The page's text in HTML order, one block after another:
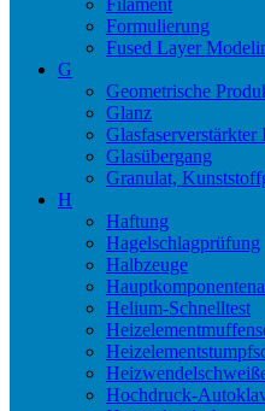
Filament
Formulierung
Fused Layer
G
Geometrische
Glanz
Glasübergang
Granulat,
H
Haftung
Hagelschlagprüfung
Halbzeuge
Helium-Schnelltest
Hochdruck-